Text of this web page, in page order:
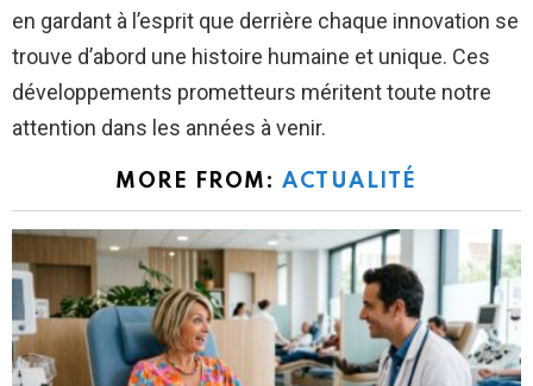
en gardant à l’esprit que derrière chaque innovation se
trouve d’abord une histoire humaine et unique. Ces
développements prometteurs méritent toute notre
attention dans les années à venir.
MORE FROM:ACTUALITÉ